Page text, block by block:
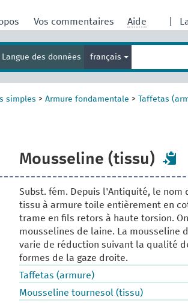
Vos commentaires Aide
Langue des données français
terme
de
recherche
simples > Armure fondamentale >
Taffetas
Mousseline (tissu)
Subst. fém. Depuis l'Antiquité, le nom
tissu à armure toile entièrement en
trame en fils retors à haute torsion.
mousselines de laine. La mousseline
varie de réduction suivant la qualité
formes de la gaze droite.
Taffetas (armure)
Mousseline tournesol (tissu)